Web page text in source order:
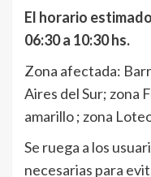
El horario
06:30 a 10:30 hs.
Zona afectada:
Aires del Sur; zona
amarillo ; zona
Se ruega a los
necesarias para